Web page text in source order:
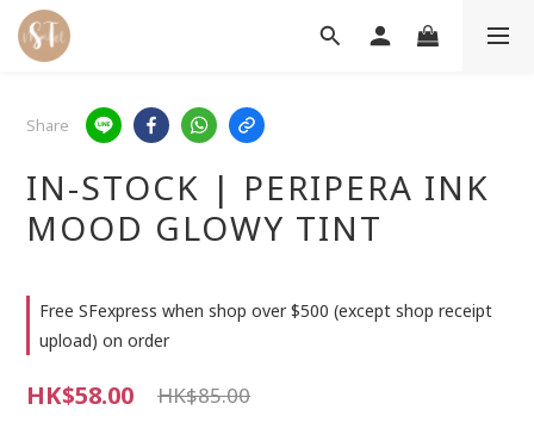
Share
IN-STOCK | PERIPERA INK
MOOD GLOWY TINT
Free SFexpress when shop over $500 (except shop receipt
upload) on order
HK$58.00 HK$85.00